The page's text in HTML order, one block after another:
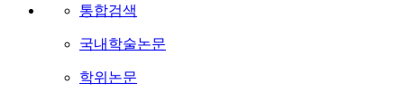
통합검색
국내학술논문
학위논문